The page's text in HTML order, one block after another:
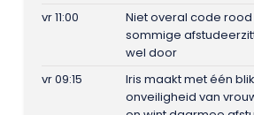
vr 11:00
Niet overal code rood
sommige
wel door
vr 09:15
Iris maakt met één
onveiligheid van